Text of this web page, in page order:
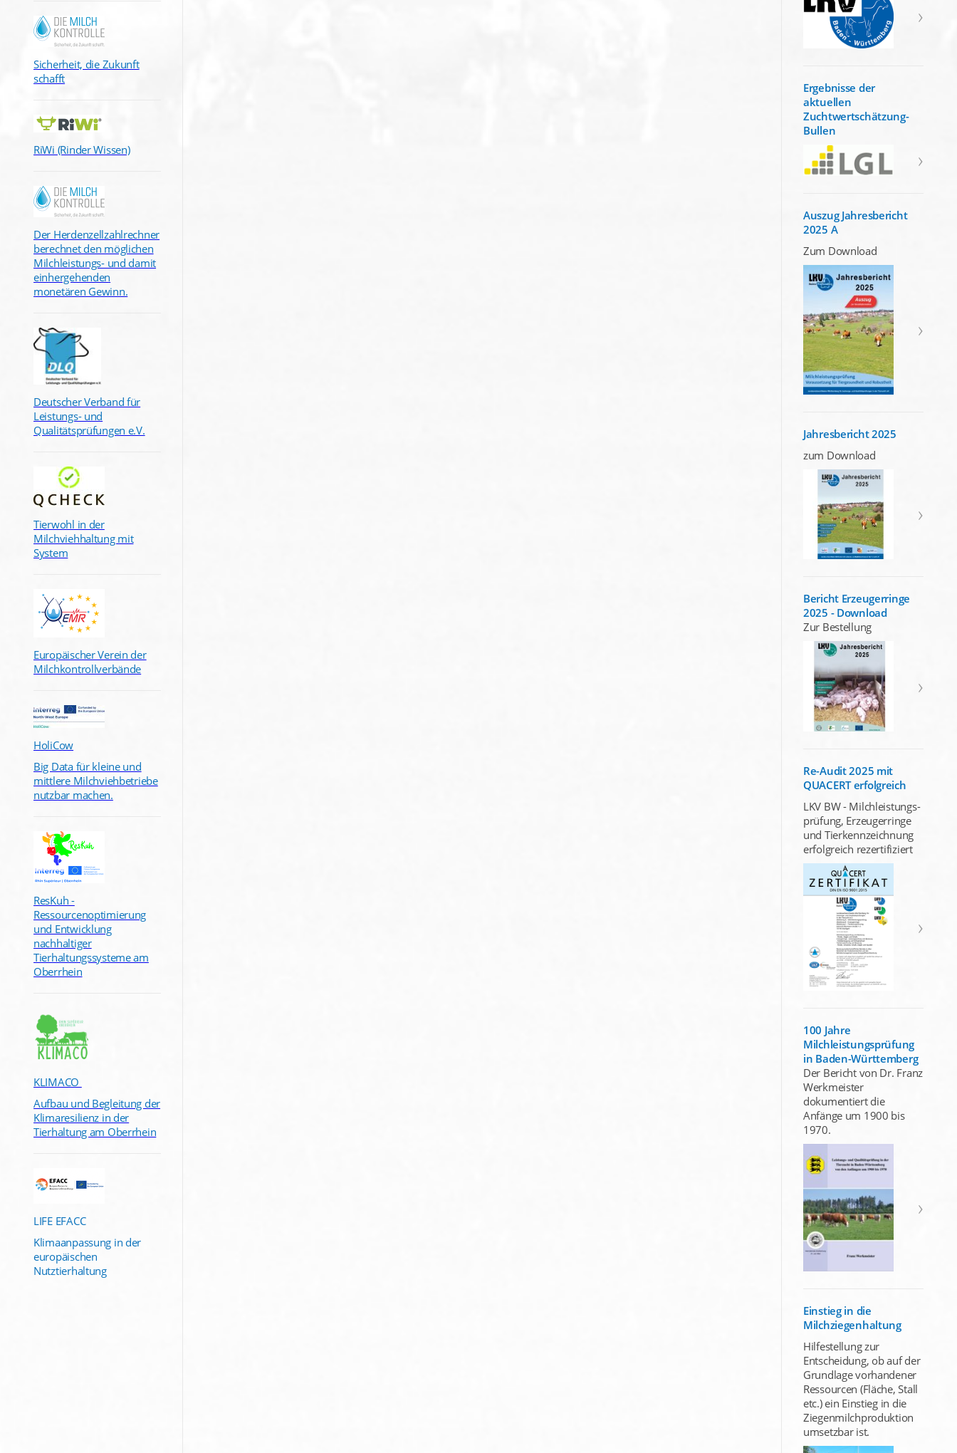
Sicherheit, die Zukunft
schafft
RiWi (Rinder Wissen)
Der Herdenzellzahlrechner
berechnet den möglichen
Milchleistungs- und damit
einhergehenden
monetären Gewinn.
Deutscher Verband für
Leistungs- und
Qualitätsprüfungen e.V.
Tierwohl in der
Milchviehhaltung mit
System
Europäischer Verein der
Milchkontrollverbände
HoliCow
Big Data für kleine und
mittlere Milchviehbetriebe
nutzbar machen.
ResKuh -
Ressourcenoptimierung
und Entwicklung
nachhaltiger
Tierhaltungssysteme am
Oberrhein
KLIMACO
Aufbau und Begleitung der
Klimaresilienz in der
Tierhaltung am Oberrhein
LIFE EFACC
Klimaanpassung in der
europäischen
Nutztierhaltung
Ergebnisse der
aktuellen
Zuchtwertschätzung-
Bullen
Auszug Jahresbericht
2025 A
Zum Download
Jahresbericht 2025
zum Download
Bericht Erzeugerringe
2025 - Download
Zur Bestellung
Re-Audit 2025 mit
QUACERT erfolgreich
LKV BW - Milchleistungs-
prüfung, Erzeugerringe
und Tierkennzeichnung
erfolgreich rezertifiziert
100 Jahre
Milchleistungsprüfung
in Baden-Württemberg
Der Bericht von Dr. Franz
Werkmeister
dokumentiert die
Anfänge um 1900 bis
1970.
Einstieg in die
Milchziegenhaltung
Hilfestellung zur
Entscheidung, ob auf der
Grundlage vorhandener
Ressourcen (Fläche, Stall
etc.) ein Einstieg in die
Ziegenmilchproduktion
umsetzbar ist.